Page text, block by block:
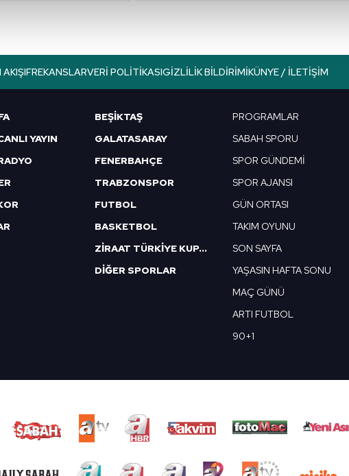
faaliyetlerinin yapılması, amaçlarıyla sınırlı olarak açık rızanız
tercihlerinizi aşağıda yer alan panel vasıtasıyla belirleyebilirsiniz.
Çerez Bilgilendirme Metnimizi
Kişisel Verilerin Korunması Kanunu uyarınca hazırlanmış Aydınlatma
olarak kullanılan çerezlerle ilgili bilgi almak için lütfentıklayınız
AKIŞIFREKANSLARVERI POLITIKASIGIZLILIK BILDIRIMIKÜNYE / İLETIŞIM
YAYIN
BEŞİKTAŞ
GALATASARAY
FENERBAHÇE
TRABZONSPOR
FUTBOL
BASKETBOL
ZİRAAT TÜRKİYE KUPASI
DİĞER SPORLAR
PROGRAMLAR
SABAH SPORU
SPOR GÜNDEMİ
SPOR AJANSI
GÜN ORTASI
TAKIM OYUNU
SON SAYFA
YAŞASIN HAFTA SONU
MAÇ GÜNÜ
ARTI FUTBOL
90+1